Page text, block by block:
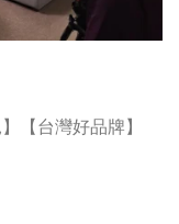
【台灣好品牌】